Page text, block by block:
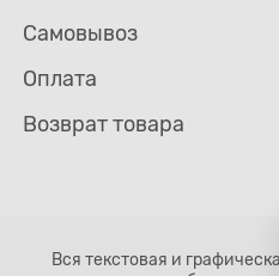
Самовывоз
Оплата
Возврат товара
Вся текстовая и